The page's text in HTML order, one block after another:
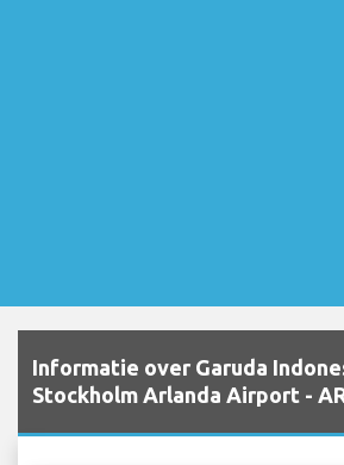
Informatie over Garuda
Stockholm Arlanda Airport -